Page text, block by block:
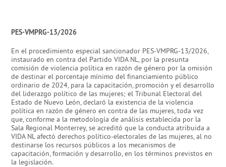
PES-VMPRG-13/2026
En el procedimiento especial sancionador PES-VMPRG-13/2026,
instaurado en contra del Partido VIDA NL, por la presunta
comisión de violencia política en razón de género por la omisión
de destinar el porcentaje mínimo del financiamiento público
ordinario de 2024, para la capacitación, promoción y el desarrollo
del liderazgo político de las mujeres; el Tribunal Electoral del
Estado de Nuevo León, declaró la existencia de la violencia
política en razón de género en contra de las mujeres, toda vez
que, conforme a la metodología de análisis establecida por la
Sala Regional Monterrey, se acreditó que la conducta atribuida a
VIDA NL afectó derechos político-electorales de las mujeres, al no
destinarse los recursos públicos a los mecanismos de
capacitación, formación y desarrollo, en los términos previstos en
la legislación.